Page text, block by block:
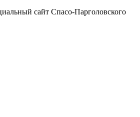
сайт Спасо-Парголовского